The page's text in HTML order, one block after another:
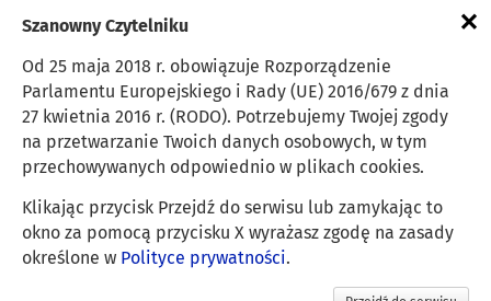
Harmonijny rozwój
Polityka prywatności
Mapa strony
×
Szanowny Czytelniku
Od 25 maja 2018 r. obowiązuje Rozporządzenie
Parlamentu Europejskiego i Rady (UE) 2016/679 z dnia
27 kwietnia 2016 r. (RODO). Potrzebujemy Twojej zgody
na przetwarzanie Twoich danych osobowych, w tym
przechowywanych odpowiednio w plikach cookies.
Klikając przycisk Przejdź do serwisu lub zamykając to
okno za pomocą przycisku X wyrażasz zgodę na zasady
określone w Polityce prywatności.